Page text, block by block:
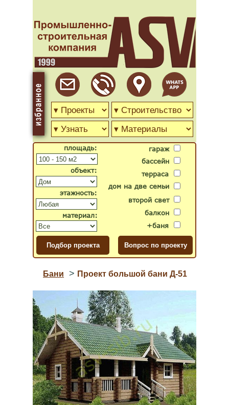
гараж
бассейн
второй свет
дом на две семьи
терраса
балкон
+баня
объект:
материал:
площадь:
этажность:
Бани > Проект большой бани Д-51